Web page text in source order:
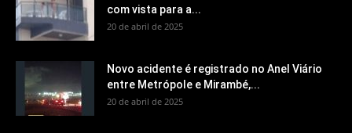
com vista para a...
20 de abril de 2025
Novo acidente é registrado no Anel Viário
entre Metrópole e Mirambé,...
20 de abril de 2025